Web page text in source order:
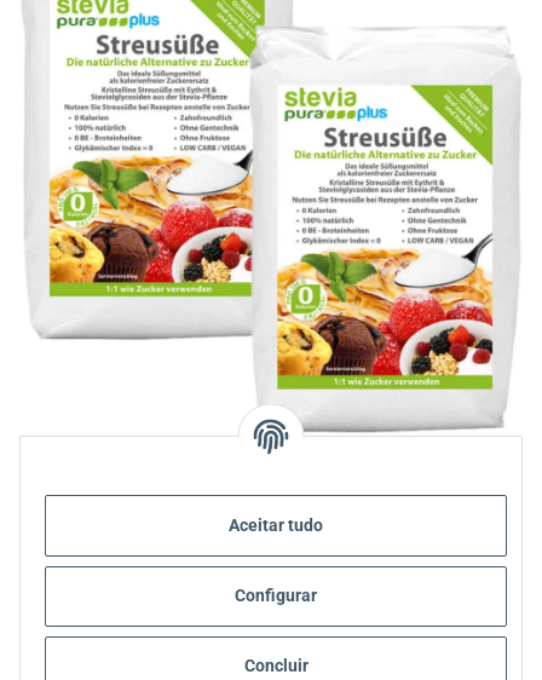
Aceitar tudo
Configurar
Concluir
Adoçante em Pó Cristalino de Stevia |
Substituto do Açúcar | Adoçante em Pó